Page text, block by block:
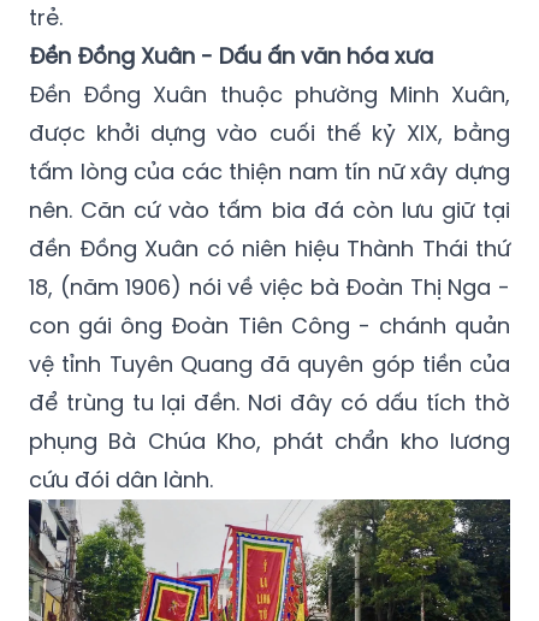
trẻ.
Đền Đồng Xuân - Dấu ấn văn hóa xưa
Đền Đồng Xuân thuộc phường Minh Xuân,
được khởi dựng vào cuối thế kỷ XIX, bằng
tấm lòng của các thiện nam tín nữ xây dựng
nên. Căn cứ vào tấm bia đá còn lưu giữ tại
đền Đồng Xuân có niên hiệu Thành Thái thứ
18, (năm 1906) nói về việc bà Đoàn Thị Nga -
con gái ông Đoàn Tiên Công - chánh quản
vệ tỉnh Tuyên Quang đã quyên góp tiền của
để trùng tu lại đền. Nơi đây có dấu tích thờ
phụng Bà Chúa Kho, phát chẩn kho lương
cứu đói dân lành.